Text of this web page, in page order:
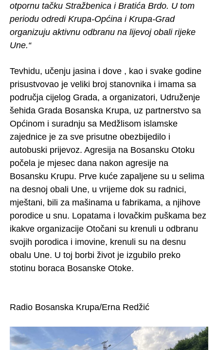
otpornu tačku Stražbenica i Bratića Brdo. U tom
periodu odredi Krupa-Općina i Krupa-Grad
organizuju aktivnu odbranu na lijevoj obali rijeke
Une.“
Tevhidu, učenju jasina i dove , kao i svake godine
prisustvovao je veliki broj stanovnika i imama sa
područja cijelog Grada, a organizatori, Udruženje
šehida Grada Bosanska Krupa, uz partnerstvo sa
Općinom i suradnju sa Medžlisom islamske
zajednice je za sve prisutne obezbijedilo i
autobuski prijevoz. Agresija na Bosansku Otoku
počela je mjesec dana nakon agresije na
Bosansku Krupu. Prve kuće zapaljene su u selima
na desnoj obali Une, u vrijeme dok su radnici,
mještani, bili za mašinama u fabrikama, a njihove
porodice u snu. Lopatama i lovačkim puškama bez
ikakve organizacije Otočani su krenuli u odbranu
svojih porodica i imovine, krenuli su na desnu
obalu Une. U toj borbi život je izgubilo preko
stotinu boraca Bosanske Otoke.
Radio Bosanska Krupa/Erna Redžić